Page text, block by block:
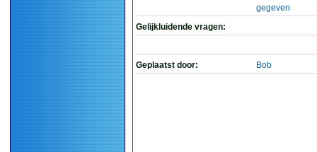
gegeven
Gelijkluidende vragen:
Geplaatst door: Bob